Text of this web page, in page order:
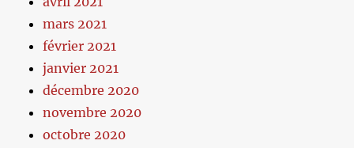
mars 2021
février 2021
janvier 2021
décembre 2020
novembre 2020
octobre 2020